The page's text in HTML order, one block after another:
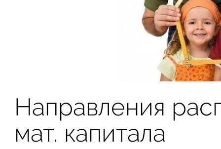
Направления
мат. капитала